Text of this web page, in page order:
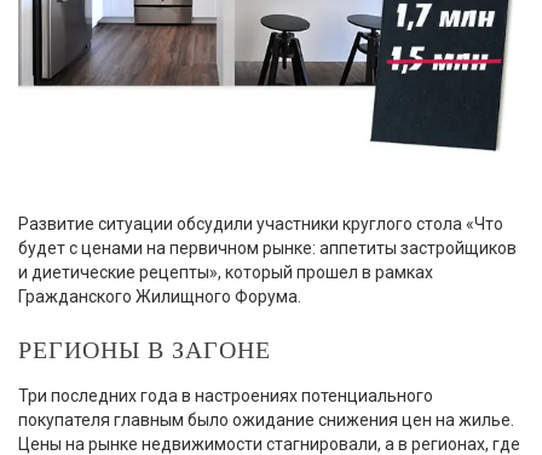
Развитие ситуации обсудили участники круглого стола «Что
будет с ценами на первичном рынке: аппетиты застройщиков
и диетические рецепты», который прошел в рамках
Гражданского Жилищного Форума.
РЕГИОНЫ В ЗАГОНЕ
Три последних года в настроениях потенциального
покупателя главным было ожидание снижения цен на жилье.
Цены на рынке недвижимости стагнировали, а в регионах, где